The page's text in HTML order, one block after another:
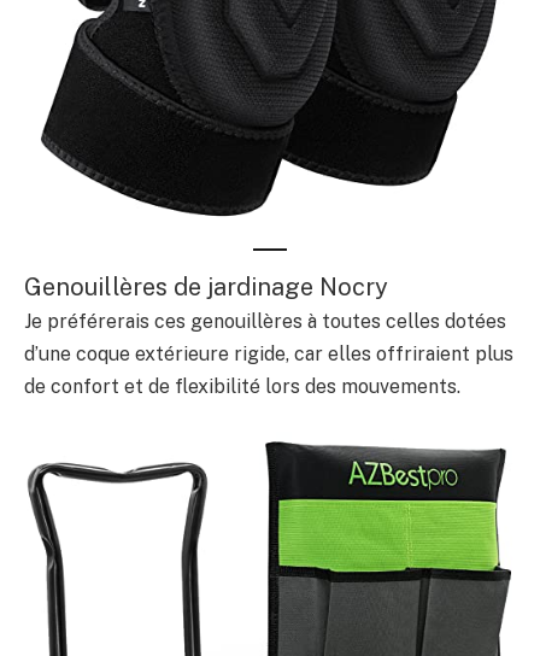
Genouillères de jardinage Nocry
Je préférerais ces genouillères à toutes celles dotées
d’une coque extérieure rigide, car elles offriraient plus
de confort et de flexibilité lors des mouvements.